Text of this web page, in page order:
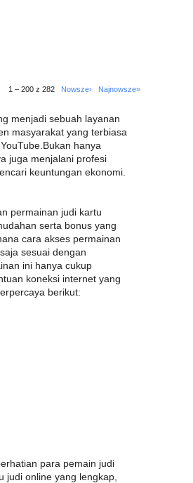
1 – 200 z 282 Nowsze› Najnowsze»
menjadi sebuah layanan
masyarakat yang terbiasa
hanya
juga menjalani profesi
keuntungan ekonomi.
permainan judi kartu
serta bonus yang
cara akses permainan
sesuai dengan
ini hanya cukup
koneksi internet yang
berikut:
para pemain judi
judi online yang lengkap,